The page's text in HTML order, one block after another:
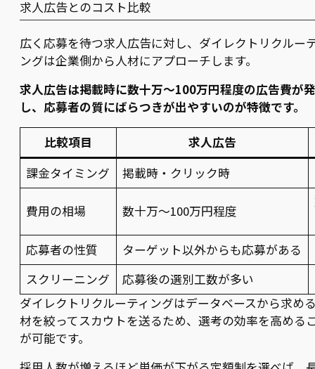
求人広告とのコスト比較
広く応募を待つ求人広告に対し、ダイレクトリクルー
ングは企業側から人材にアプローチします。
求人広告は掲載時に数十万〜100万円程度の広告費が
し、応募者の質にばらつきが出やすいのが特徴です。
比較項目
求人広告
課金タイミング
掲載時・クリック時
費用の相場 数十万〜100万円程度
応募者の性質
ターゲット以外からも応募がある
スクリーニング
応募後の選別工数が多い
ダイレクトリクルーティングはデータベースから求め
材を絞ってスカウトを送るため、選考の効率を高める
が可能です。